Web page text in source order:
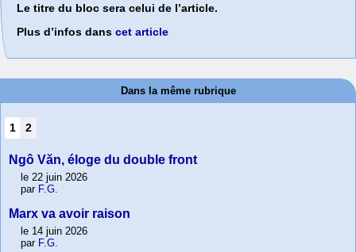
Le titre du bloc sera celui de l’article.
Plus d’infos dans cet article
Dans la même rubrique
1 2
Ngô Văn, éloge du double front
le 22 juin 2026
par F.G.
Marx va avoir raison
le 14 juin 2026
par F.G.